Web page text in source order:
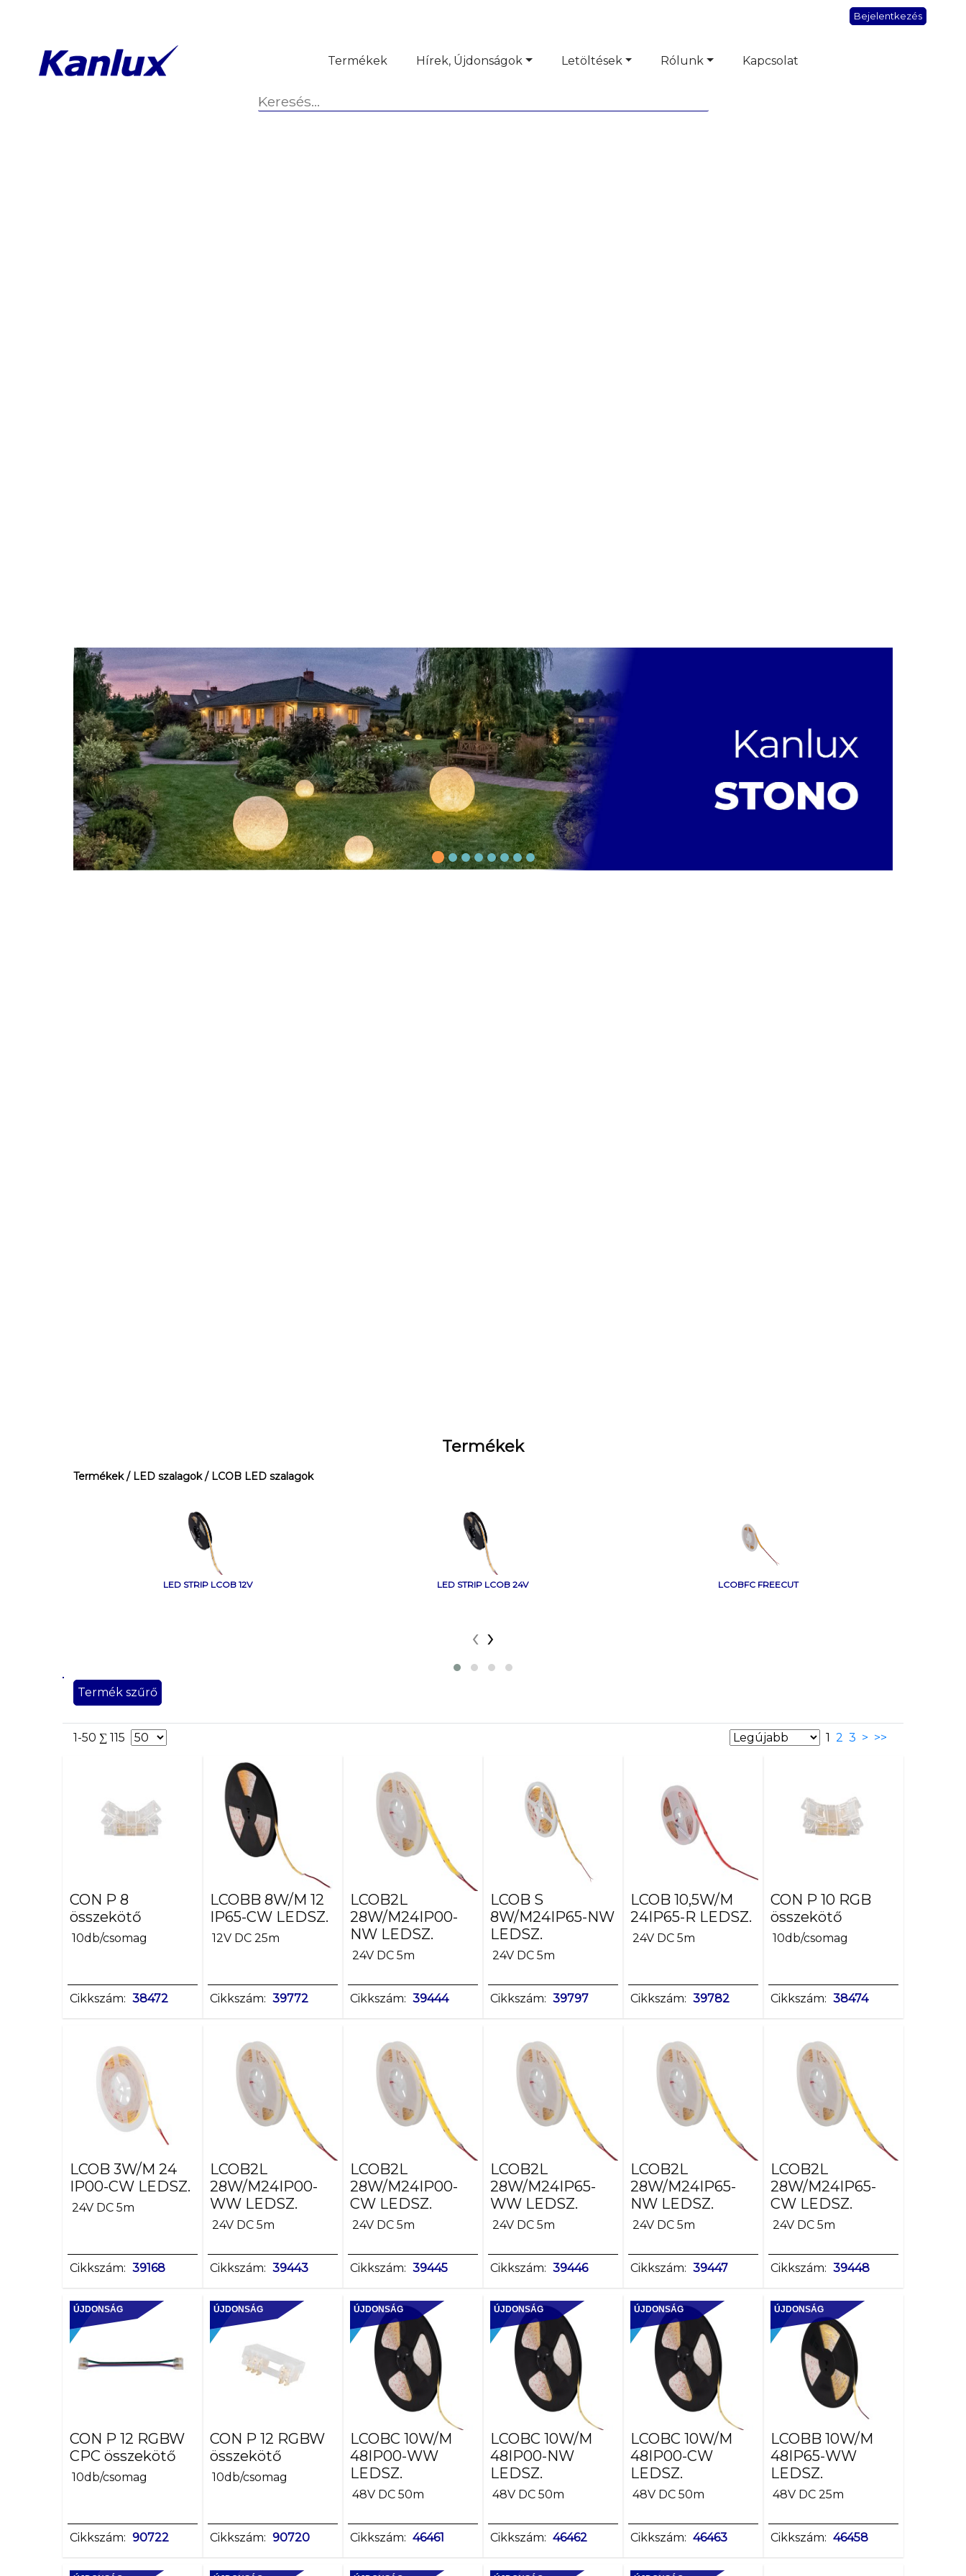
Bejelentkezés
Termékek Hírek, Újdonságok Letöltések Rólunk Kapcsolat
Termékek
Termékek/ LED szalagok/ LCOB LED szalagok
LED STRIP LCOB 12V LED STRIP LCOB 24V LCOBFC FREECUT
‹ ›
Termék szűrő
Névleges
1m
=
12
14
1m
1m =
1m
=
1m
1m = max
(WW+CW)
1m
14,4
(RGB)
1m
=
1m = max 21;
(RGB+WW+CW)
1-50 ∑ 115 1 2 3 > >>
CON P 8
összekötő
10db/csomag
Cikkszám: 38472
LCOBB 8W/M 12
IP65-CW LEDSZ.
12V DC 25m
Cikkszám: 39772
LCOB2L
28W/M24IP00-
NW LEDSZ.
24V DC 5m
Cikkszám: 39444
LCOB S
8W/M24IP65-NW
LEDSZ.
24V DC 5m
Cikkszám: 39797
LCOB 10,5W/M
24IP65-R LEDSZ.
24V DC 5m
Cikkszám: 39782
CON P 10 RGB
összekötő
10db/csomag
Cikkszám: 38474
LCOB 3W/M 24
IP00-CW LEDSZ.
24V DC 5m
Cikkszám: 39168
LCOB2L
28W/M24IP00-
WW LEDSZ.
24V DC 5m
Cikkszám: 39443
LCOB2L
28W/M24IP00-
CW LEDSZ.
24V DC 5m
Cikkszám: 39445
LCOB2L
28W/M24IP65-
WW LEDSZ.
24V DC 5m
Cikkszám: 39446
LCOB2L
28W/M24IP65-
NW LEDSZ.
24V DC 5m
Cikkszám: 39447
LCOB2L
28W/M24IP65-
CW LEDSZ.
24V DC 5m
Cikkszám: 39448
ÚJDONSÁG
CON P 12 RGBW
CPC összekötő
10db/csomag
Cikkszám: 90722
ÚJDONSÁG
CON P 12 RGBW
összekötő
10db/csomag
Cikkszám: 90720
ÚJDONSÁG
LCOBC 10W/M
48IP00-WW
LEDSZ.
48V DC 50m
Cikkszám: 46461
ÚJDONSÁG
LCOBC 10W/M
48IP00-NW
LEDSZ.
48V DC 50m
Cikkszám: 46462
ÚJDONSÁG
LCOBC 10W/M
48IP00-CW
LEDSZ.
48V DC 50m
Cikkszám: 46463
ÚJDONSÁG
LCOBB 10W/M
48IP65-WW
LEDSZ.
48V DC 25m
Cikkszám: 46458